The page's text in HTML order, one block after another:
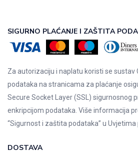
SIGURNO PLAĆANJE I ZAŠTITA
Za autorizaciju i naplatu koristi se sustav
podataka na stranicama za plaćanje
Secure Socket Layer (SSL) sigurnosnog
enkripcijom podataka. Više informacija
“Sigurnost i zaštita podataka” u Uvjetima
DOSTAVA